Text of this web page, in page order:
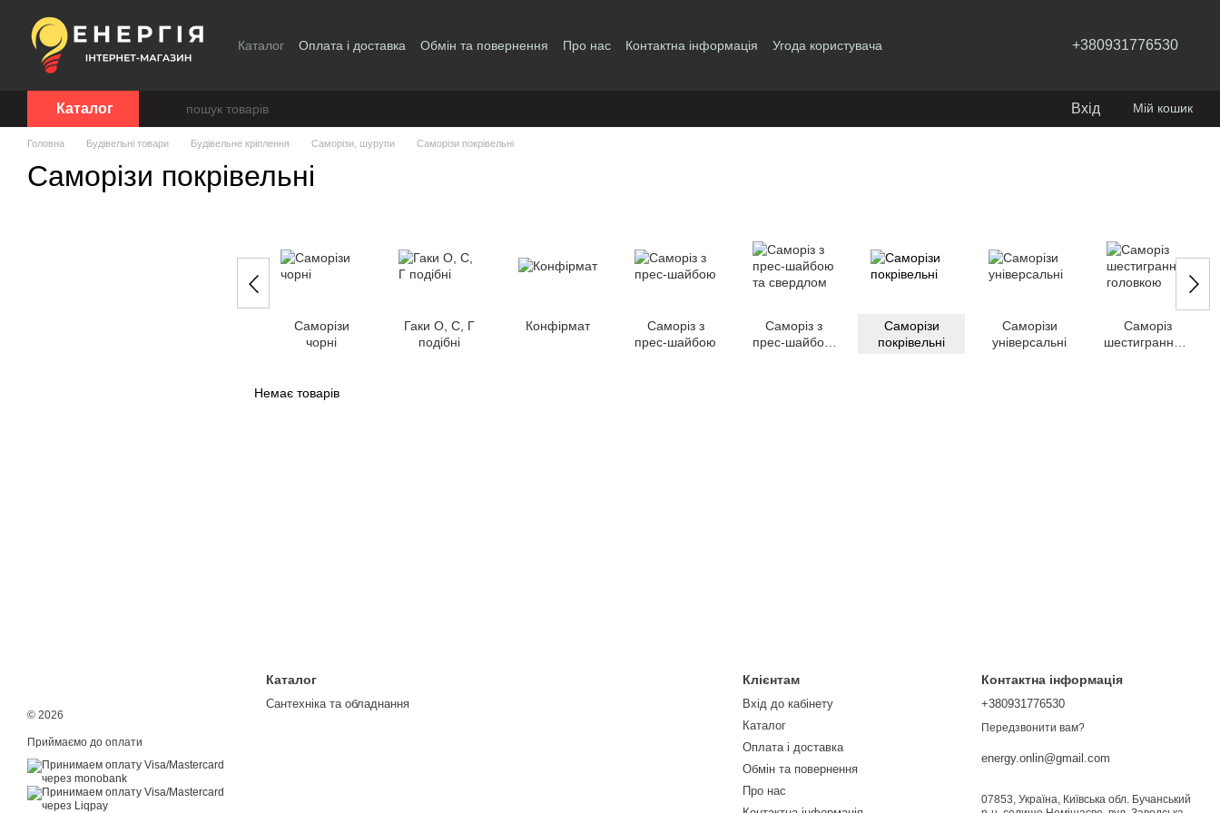
Каталог Оплата і доставка Обмін та повернення Про нас Контактна інформація Угода користувача +380931776530
Каталог Вхід Мій кошик
Головна Будівельні товари Будівельне кріплення Саморізи, шурупи Саморізи покрівельні
Саморізи покрівельні
Саморізи
чорні
Гаки О, С, Г
подібні
Конфірмат
Саморіз з
прес-шайбою
Саморіз з
прес-шайбою
Саморізи
покрівельні
Саморізи
універсальні
Саморіз
шестигранною
Немає товарів
© 2026
Приймаємо до оплати
Каталог
Сантехніка та обладнання
Клієнтам
Вхід до кабінету
Каталог
Оплата і доставка
Обмін та повернення
Про нас
Контактна інформація
+380931776530
Передзвонити вам?
energy.onlin@gmail.com
07853, Україна, Київська обл. Бучанський